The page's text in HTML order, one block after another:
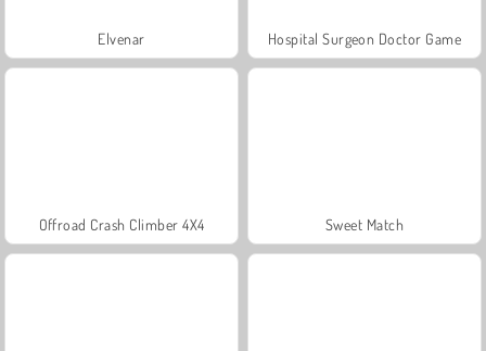
Elvenar Hospital Surgeon Doctor Game
Offroad Crash Climber 4X4 Sweet Match